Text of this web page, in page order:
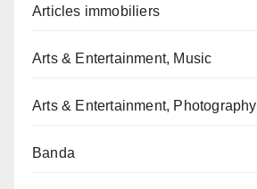
Articles immobiliers
Arts & Entertainment, Music
Arts & Entertainment, Photography
Banda